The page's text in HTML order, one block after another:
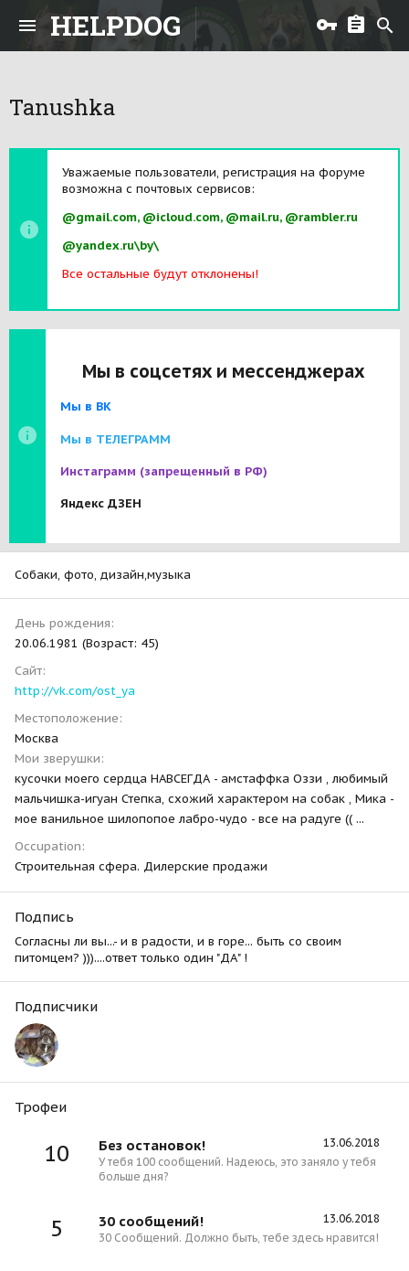
HELPDOG
Tanushka
Уважаемые пользователи, регистрация на форуме
возможна с почтовых сервисов:
@gmail.com, @icloud.com, @mail.ru, @rambler.ru
@yandex.ru\by\
Все остальные будут отклонены!
Мы в соцсетях и мессенджерах
Мы в ВК
Мы в ТЕЛЕГРАММ
Инстаграмм (запрещенный в РФ)
Яндекс ДЗЕН
Собаки, фото, дизайн,музыка
День рождения
20.06.1981 (Возраст: 45)
Сайт
http://vk.com/ost_ya
Местоположение
Москва
Мои зверушки
кусочки моего сердца НАВСЕГДА - амстаффка Оззи , любимый
мальчишка-игуан Степка, схожий характером на собак , Мика -
мое ванильное шилопопое лабро-чудо - все на радуге (( ...
Occupation
Строительная сфера. Дилерские продажи
Подпись
Согласны ли вы...- и в радости, и в горе... быть со своим
питомцем? )))....ответ только один "ДА" !
Подписчики
Трофеи
10 13.06.2018
Без остановок!
У тебя 100 сообщений. Надеюсь, это заняло у тебя
больше дня?
5 13.06.2018
30 сообщений!
30 Сообщений. Должно быть, тебе здесь нравится!